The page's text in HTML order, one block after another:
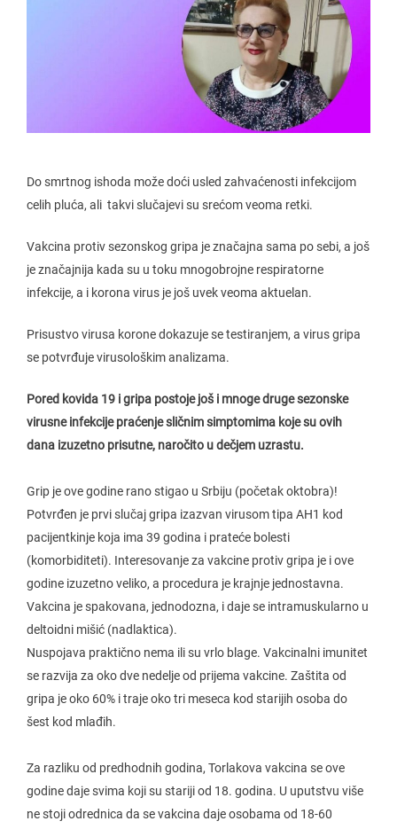
Do smrtnog ishoda može doći usled zahvaćenosti infekcijom
celih pluća, ali takvi slučajevi su srećom veoma retki.
Vakcina protiv sezonskog gripa je značajna sama po sebi, a još
je značajnija kada su u toku mnogobrojne respiratorne
infekcije, a i korona virus je još uvek veoma aktuelan.
Prisustvo virusa korone dokazuje se testiranjem, a virus gripa
se potvrđuje virusološkim analizama.
Pored kovida 19 i gripa postoje još i mnoge druge sezonske
virusne infekcije praćenje sličnim simptomima koje su ovih
dana izuzetno prisutne, naročito u dečjem uzrastu.
Grip je ove godine rano stigao u Srbiju (početak oktobra)!
Potvrđen je prvi slučaj gripa izazvan virusom tipa AH1 kod
pacijentkinje koja ima 39 godina i prateće bolesti
(komorbiditeti). Interesovanje za vakcine protiv gripa je i ove
godine izuzetno veliko, a procedura je krajnje jednostavna.
Vakcina je spakovana, jednodozna, i daje se intramuskularno u
deltoidni mišić (nadlaktica).
Nuspojava praktično nema ili su vrlo blage. Vakcinalni imunitet
se razvija za oko dve nedelje od prijema vakcine. Zaštita od
gripa je oko 60% i traje oko tri meseca kod starijih osoba do
šest kod mlađih.
Za razliku od predhodnih godina, Torlakova vakcina se ove
godine daje svima koji su stariji od 18. godina. U uputstvu više
ne stoji odrednica da se vakcina daje osobama od 18-60